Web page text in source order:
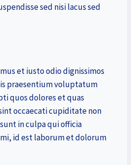
sed nisi lacus sed
et iusto odio dignissimos
praesentium voluptatum
quos dolores et quas
occaecati cupiditate non
in culpa qui officia
id est laborum et dolorum